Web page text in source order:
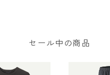
セール中の商品